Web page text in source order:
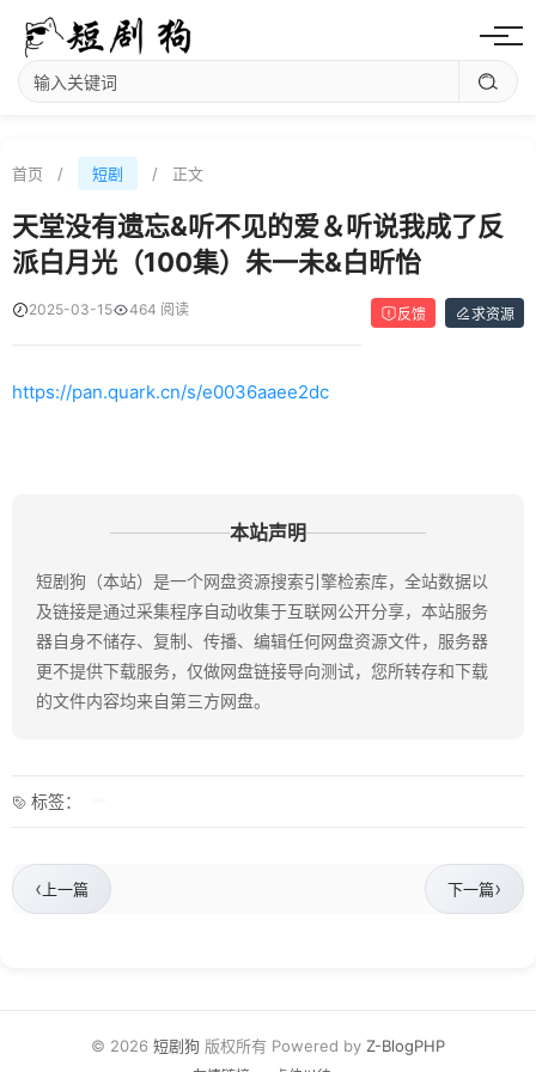
首页 / 短剧 / 正文
天堂没有遗忘&听不见的爱＆听说我成了反
派白月光（100集）朱一未&白昕怡
求资源
反馈
2025-03-15 464 阅读
https://pan.quark.cn/s/e0036aaee2dc
本站声明
短剧狗（本站）是一个网盘资源搜索引擎检索库，全站数据以
及链接是通过采集程序自动收集于互联网公开分享，本站服务
器自身不储存、复制、传播、编辑任何网盘资源文件，服务器
更不提供下载服务，仅做网盘链接导向测试，您所转存和下载
的文件内容均来自第三方网盘。
标签：
‹ 上一篇 下一篇›
© 2026 短剧狗 版权所有 Powered by Z-BlogPHP